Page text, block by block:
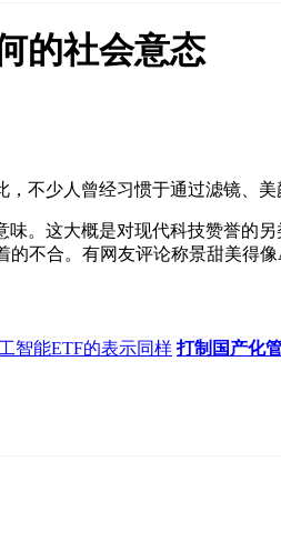
的社会意态
少人曾经习惯于通过滤镜、美
这大概是对现代科技赞誉的另
不合。有网友评论称景甜美得
智能ETF的表示同样 打制国产化